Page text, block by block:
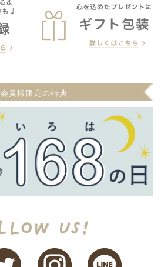
会員様限定の特典